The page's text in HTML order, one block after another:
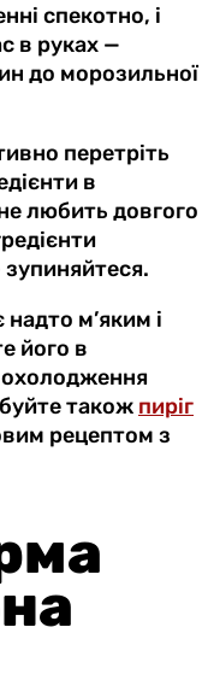
спекотно, і
в руках —
до морозильної
перетріть
в
любить довгого
м’яким і
його в
охолодження
також пиріг
рецептом з